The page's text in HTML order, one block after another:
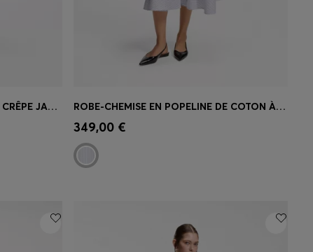
ROBE À MANCHES COURTES EN CRÊPE JAPONAIS
Achat rapide
taille)
ROBE-CHEMISE EN POPELINE DE COTON À RAYURES
349,00 €